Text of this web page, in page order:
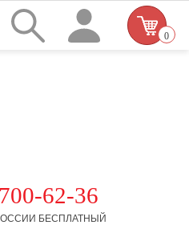
62-36
БЕСПЛАТНЫЙ
0